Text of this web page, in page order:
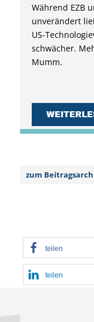
Während EZB
unverändert
US-
schwächer.
Mumm.
zum
teilen
teilen